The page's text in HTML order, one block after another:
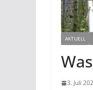
AKTUELL
3. Juli